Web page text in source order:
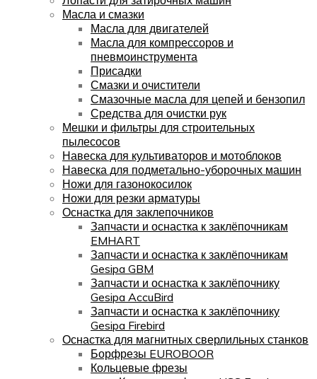
Масла и смазки
Масла для двигателей
Масла для компрессоров и
пневмоинструмента
Присадки
Смазки и очистители
Смазочные масла для цепей и бензопил
Средства для очистки рук
Мешки и фильтры для строительных
пылесосов
Навеска для культиваторов и мотоблоков
Навеска для подметально-уборочных машин
Ножи для газонокосилок
Ножи для резки арматуры
Оснастка для заклепочников
Запчасти и оснастка к заклёпочникам
EMHART
Запчасти и оснастка к заклёпочникам
Gesipa GBM
Запчасти и оснастка к заклёпочнику
Gesipa AccuBird
Запчасти и оснастка к заклёпочнику
Gesipa Firebird
Оснастка для магнитных сверлильных станков
Борфрезы EUROBOOR
Кольцевые фрезы